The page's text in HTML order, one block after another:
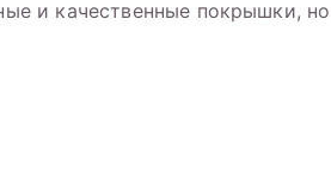
и качественные покрышки, но